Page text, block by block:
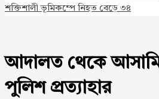
শক্তিশালী ভূমিকম্পে নিহত বেড়ে ৩৪
আদালত থেকে
পুলিশ প্রত্যাহার